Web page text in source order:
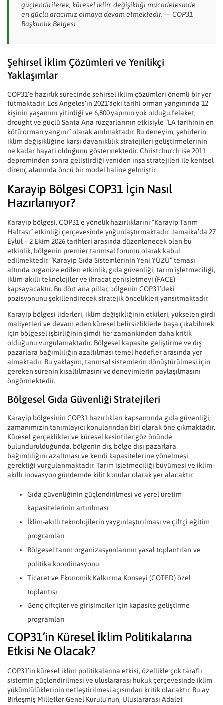
güçlendirilerek, küresel iklim değişikliği mücadelesinde
en güçlü aracımız olmaya devam etmektedir. — COP31
Başkanlık Belgesi
Şehirsel İklim Çözümleri ve Yenilikçi
Yaklaşımlar
COP31’e hazırlık sürecinde şehirsel iklim çözümleri önemli bir yer
tutmaktadır. Los Angeles’ın 2021’deki tarihi orman yangınında 12
kişinin yaşamını yitirdiği ve 6,800 yapının yok olduğu felaket,
drought ve güçlü Santa Ana rüzgarlarının etkisiyle “LA tarihinin en
kötü orman yangını” olarak anılmaktadır. Bu deneyim, şehirlerin
iklim değişikliğine karşı dayanıklılık stratejileri geliştirmelerinin
ne kadar hayati olduğunu göstermektedir. Christchurch ise 2011
depreminden sonra geliştirdiği yeniden inşa stratejileri ile kentsel
direnç alanında öncü bir model haline gelmiştir.
Karayip Bölgesi COP31 İçin Nasıl
Hazırlanıyor?
Karayip bölgesi, COP31’e yönelik hazırlıklarını “Karayip Tarım
Haftası” etkinliği çerçevesinde yoğunlaştırmaktadır. Jamaika’da 27
Eylül – 2 Ekim 2026 tarihleri arasında düzenlenecek olan bu
etkinlik, bölgenin premier tarımsal forumu olarak kabul
edilmektedir. “Karayip Gıda Sistemlerinin Yeni YÜZÜ” teması
altında organize edilen etkinlik, gıda güvenliği, tarım işletmeciliği,
iklim-akıllı teknolojiler ve ihracat genişletmeyi (FACE)
kapsayacaktır. Bu dört ana pillar, bölgenin COP31’deki
pozisyonunu şekillendirecek stratejik öncelikleri yansıtmaktadır.
Karayip bölgesi liderleri, iklim değişikliğinin etkileri, yükselen girdi
maliyetleri ve devam eden küresel belirsizliklerle başa çıkabilmek
için bölgesel işbirliğinin şimdi her zamankinden daha kritik
olduğunu vurgulamaktadır. Bölgesel kapasite geliştirme ve dış
pazarlara bağımlılığın azaltılması temel hedefler arasında yer
almaktadır. Bu yaklaşım, tarımsal sistemlerin dönüştürülmesi için
gereken sürenin kısaltılmasını ve deneyimlerin paylaşılmasını
öngörmektedir.
Bölgesel Gıda Güvenliği Stratejileri
Karayip bölgesinin COP31 hazırlıkları kapsamında gıda güvenliği,
zamanımızın tanımlayıcı konularından biri olarak öne çıkmaktadır.
Küresel gerçeklikler ve küresel kesintiler göz önünde
bulundurulduğunda, bölgenin dış, bölge dışı pazarlara
bağımlılığını azaltması ve kendi kapasitelerine yönelmesi
gerektiği vurgulanmaktadır. Tarım işletmeciliği büyümesi ve iklim-
akıllı inovasyon gündemde kilit konular olarak yer alacaktır.
Gıda güvenliğinin güçlendirilmesi ve yerel üretim
kapasitelerinin artırılması
İklim-akıllı teknolojilerin yaygınlaştırılması ve çiftçi eğitim
programları
Bölgesel tarım organizasyonlarının yasal toplantıları ve
politika koordinasyonu
Ticaret ve Ekonomik Kalkınma Konseyi (COTED) özel
toplantısı
Genç çiftçiler ve girişimciler için kapasite geliştirme
programları
COP31’in Küresel İklim Politikalarına
Etkisi Ne Olacak?
COP31’in küresel iklim politikalarına etkisi, özellikle çok taraflı
sistemin güçlendirilmesi ve uluslararası hukuk çerçevesinde iklim
yükümlülüklerinin netleştirilmesi açısından kritik olacaktır. Bu ay
Birleşmiş Milletler Genel Kurulu’nun, Uluslararası Adalet